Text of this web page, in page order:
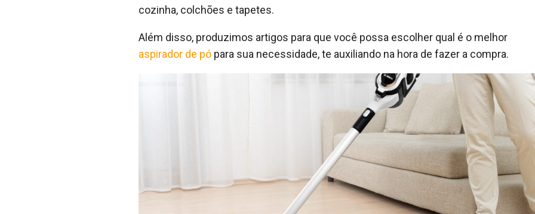
cozinha, colchões e tapetes.
Além disso, produzimos artigos para que você possa escolher qual é o melhor
aspirador de pó para sua necessidade, te auxiliando na hora de fazer a compra.